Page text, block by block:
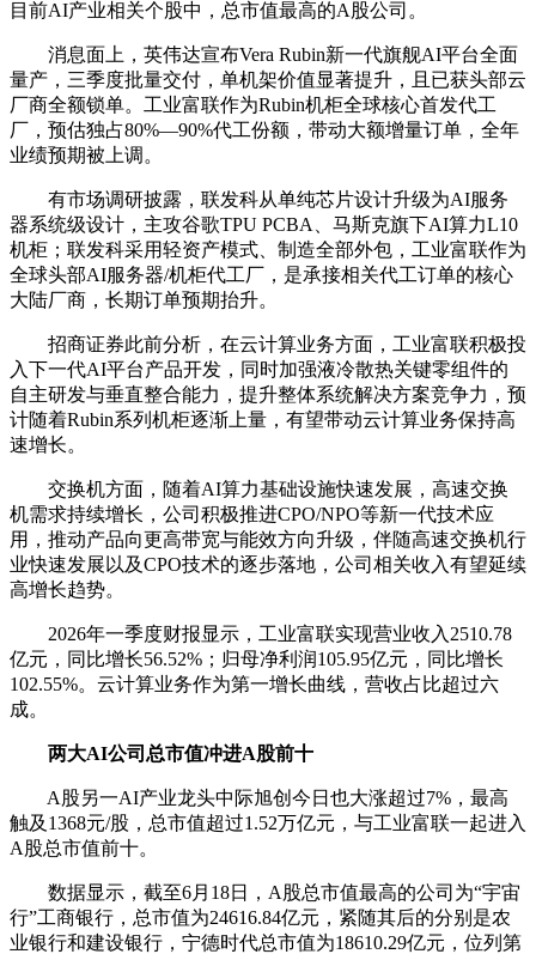
目前AI产业相关个股中，总市值最高的A股公司。
消息面上， 英伟达宣布Vera Rubin新一代旗舰AI平台全面
量产，三季度批量交付，单机架价值显著提升，且已获头部云
厂商全额锁单。工业富联作为Rubin机柜全球核心首发代工
厂，预估独占80%—90%代工份额，带动大额增量订单，全年
业绩预期被上调。
有市场调研披露，联发科从单纯芯片设计升级为AI服务
器系统级设计，主攻谷歌TPU PCBA、马斯克旗下AI算力L10
机柜；联发科采用轻资产模式、制造全部外包，工业富联作为
全球头部AI服务器/机柜代工厂，是承接相关代工订单的核心
大陆厂商，长期订单预期抬升。
招商证券此前分析，在云计算业务方面，工业富联积极投
入下一代AI平台产品开发，同时加强液冷散热关键零组件的
自主研发与垂直整合能力，提升整体系统解决方案竞争力，预
计随着Rubin系列机柜逐渐上量，有望带动云计算业务保持高
速增长。
交换机方面，随着AI算力基础设施快速发展，高速交换
机需求持续增长，公司积极推进CPO/NPO等新一代技术应
用，推动产品向更高带宽与能效方向升级，伴随高速交换机行
业快速发展以及CPO技术的逐步落地，公司相关收入有望延续
高增长趋势。
2026年一季度财报显示，工业富联实现营业收入2510.78
亿元，同比增长56.52%；归母净利润105.95亿元，同比增长
102.55%。 云计算业务作为第一增长曲线，营收占比超过六
成。
两大AI公司总市值冲进A股前十
A股另一AI产业龙头中际旭创 今日也大涨超过7%，最高
触及1368元/股，总市值超过1.52万亿元，与工业富联一起进入
A股总市值前十。
数据显示，截至6月18日，A股总市值最高的公司为“宇宙
行”工商银行 ，总市值为24616.84亿元，紧随其后的分别是农
业银行和建设银行 ， 宁德时代总市值为18610.29亿元，位列第